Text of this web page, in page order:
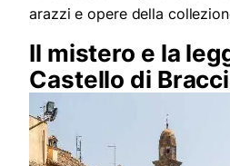
arazzi e opere della
Il mistero e la
Castello di